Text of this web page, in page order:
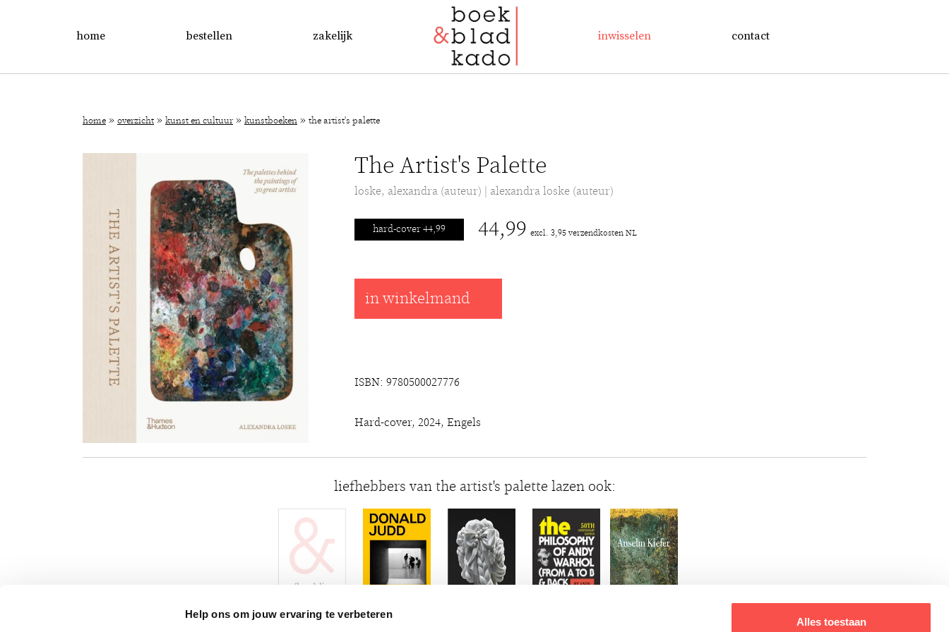
Help ons om jouw ervaring te verbeteren
Alles toestaan
home bestellen zakelijk inwisselen contact
home » overzicht » kunst en cultuur» kunstboeken » the artist's palette
The Artist's Palette
loske, alexandra (auteur) | alexandra loske (auteur)
hard-cover 44,99 44,99 excl. 3,95 verzendkosten NL
in winkelmand
ISBN: 9780500027776
Hard-cover, 2024, Engels
liefhebbers van the artist's palette lazen ook: